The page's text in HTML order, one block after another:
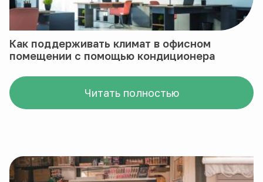
Как поддерживать климат в офисном
помещении с помощью кондиционера
Читать полностью